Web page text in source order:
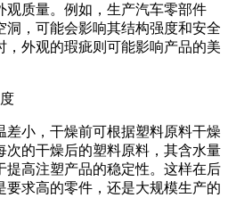
观质量。例如，生产汽车零部件
洞，可能会影响其结构强度和安全
，外观的瑕疵则可能影响产品的美
差小，干燥前可根据塑料原料干燥
次的干燥后的塑料原料，其含水量
提高注塑产品的稳定性。这样在后
要求高的零件，还是大规模生产的